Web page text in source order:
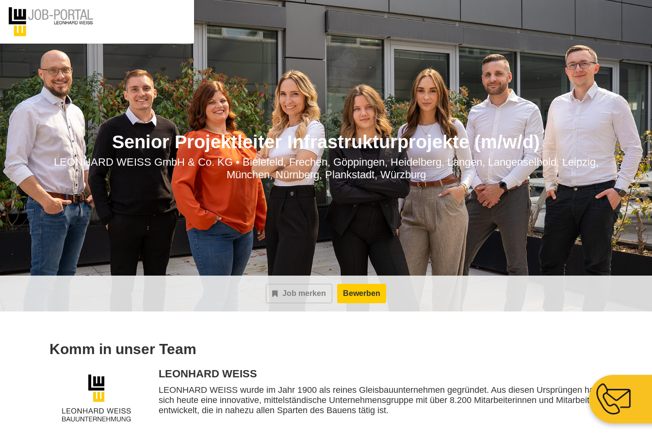
Senior Projektleiter Infrastrukturprojekte (m/w/d)
LEONHARD WEISS GmbH & Co. KG • Bielefeld, Frechen, Göppingen, Heidelberg, Langen, Langenselbold, Leipzig,
München, Nürnberg, Plankstadt, Würzburg
Job merken Bewerben
Komm in unser Team
LEONHARD WEISS
LEONHARD WEISS wurde im Jahr 1900 als reines Gleisbauunternehmen gegründet. Aus diesen Ursprüngen hat
sich heute eine innovative, mittelständische Unternehmensgruppe mit über 8.200 Mitarbeiterinnen und Mitarbeitern
entwickelt, die in nahezu allen Sparten des Bauens tätig ist.